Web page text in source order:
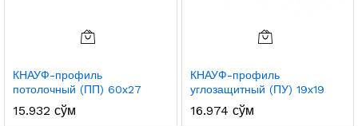
КНАУФ-профиль
потолочный (ПП) 60х27
15.932 сўм
КНАУФ-профиль
углозащитный (ПУ) 19х19
16.974 сўм